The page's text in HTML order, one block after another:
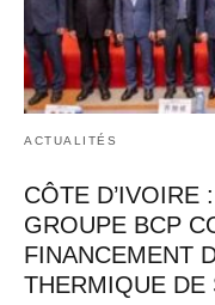
ACTUALITÉS
CÔTE D’IVOIRE
GROUPE BCP
FINANCEMENT
THERMIQUE DE